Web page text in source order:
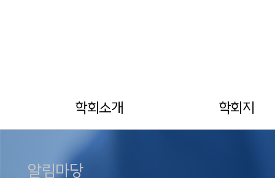
학회소개 학회지
알림마당